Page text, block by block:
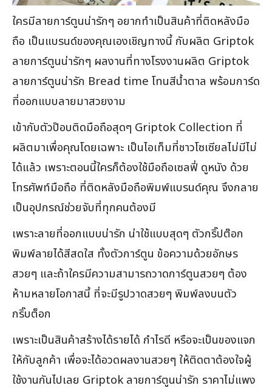
ใครมีลายการ์ตูนน่ารักๆ อยากทำเป็นสินค้าที่ติดหลังมือ
ถือ เป็นแบรนด์ของคุณเองเชิญทางนี้ กับผลิต Griptok
ลายการ์ตูนน่ารักๆ ผลงานที่ทางโรงงานผลิต Griptok
ลายการ์ตูนน่ารัก Bread time โทนสีน้ำตาล พร้อมการ์ด
ที่ออกแบบลายมาสวยงาม
เข้ากับตัวป๊อบติดมือถือสุดๆ Griptok Collection ที่
ผลิตมาเพื่อคุณโดยเฉพาะ เป็นไอเท็มที่ชาวโซเซียลไม่มีไม่
ได้แล้ว เพราะตอนนี้ใครก็ต้องใช้มือถือเซลฟี่ ดูหนัง ด้วย
โทรศัพท์มือถือ ที่ติดหลังมือถือพิมพ์แบรนด์คุณ จึงกลาย
เป็นอุปกรณ์ช่วยจับที่ทุกคนต้องมี
เพราะลายที่ออกแบบน่ารัก น่าใช้แบบสุดๆ ตัวกริ๊ปต๊อก
พิมพ์ลายได้สีสดใส ทั้งตัวการ์ตูน ข้อความด้วยอักษร
สวยๆ และถ้าใครมีความสามารถวาดการ์ตูนสวยๆ ต้อง
ห้ามหลายโอกาสนี้ ที่จะมีรูปวาดสวยๆ พิมพ์ลงบนตัว
กริ๊บต็อก
เพราะเป็นสินค้าสร้างได้รายได้ กำไรดี หรือจะเป็นของแจก
ให้กับลูกค้า เพื่อจะได้อวดผลงานสวยๆ ให้ติดตาต้องใจผู้
ใช้งานกันไปเลย Griptok ลายการ์ตูนน่ารัก ราคาไม่แพง